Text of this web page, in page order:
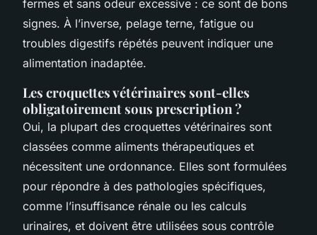
fermes et sans odeur excessive : ce sont de bons
signes. À l’inverse, pelage terne, fatigue ou
troubles digestifs répétés peuvent indiquer une
alimentation inadaptée.
Les croquettes vétérinaires sont-elles
obligatoirement sous prescription ?
Oui, la plupart des croquettes vétérinaires sont
classées comme aliments thérapeutiques et
nécessitent une ordonnance. Elles sont formulées
pour répondre à des pathologies spécifiques,
comme l’insuffisance rénale ou les calculs
urinaires, et doivent être utilisées sous contrôle